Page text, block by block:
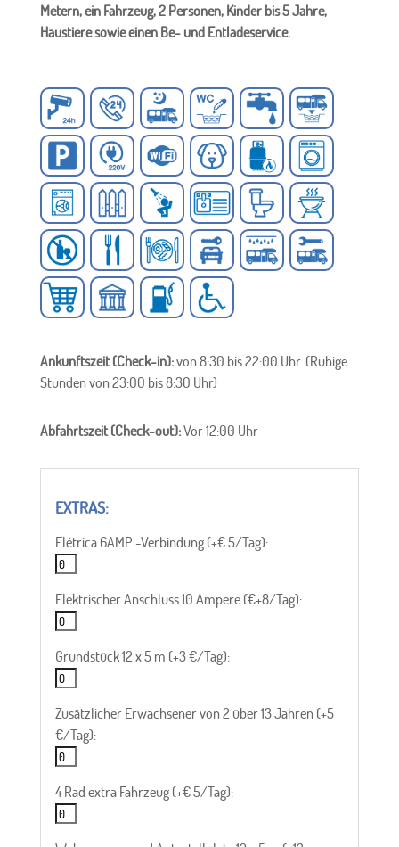
Metern, ein Fahrzeug, 2 Personen, Kinder bis 5 Jahre,
Haustiere sowie einen Be- und Entladeservice.
Ankunftszeit (Check-in):von 8:30 bis 22:00 Uhr. (Ruhige
Stunden von 23:00 bis 8:30 Uhr)
Abfahrtszeit (Check-out):Vor 12:00 Uhr
Elétrica 6AMP -Verbindung (+€ 5/Tag):
Elektrischer Anschluss 10 Ampere (€+8/Tag):
Grundstück 12 x 5 m (+3 €/Tag):
Zusätzlicher Erwachsener von 2 über 13 Jahren (+5
€/Tag):
4 Rad extra Fahrzeug (+€ 5/Tag):